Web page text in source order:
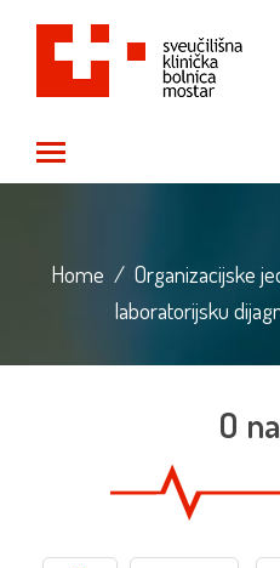
Home / Organizacijske
laboratorijsku
O